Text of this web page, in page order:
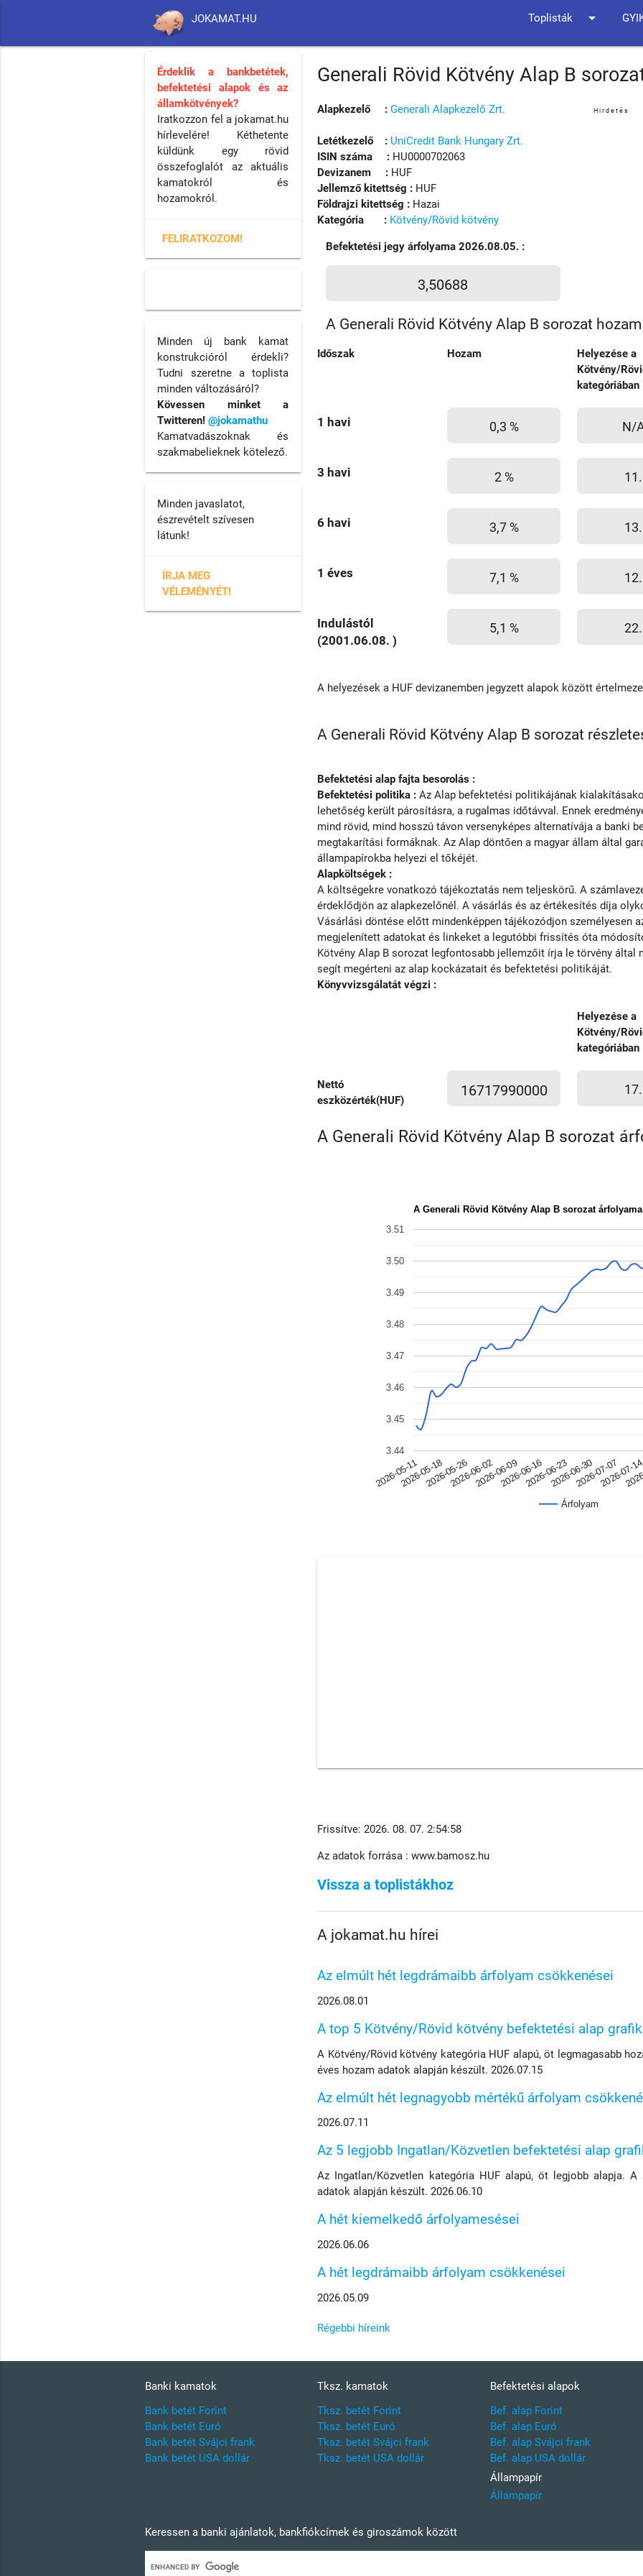
JOKAMAT.HU Toplisták arrow_drop_down
Generali Rövid Kötvény Alap B
Hirdetés
Alapkezelő : Generali Alapkezelő Zrt.
Letétkezelő : UniCredit Bank Hungary Zrt.
ISIN száma : HU0000702063
Devizanem : HUF
Jellemző kitettség : HUF
Földrajzi kitettség : Hazai
Kategória : Kötvény/Rövid kötvény
Befektetési jegy árfolyama 2026.08.05. :
3,50688
A Generali Rövid Kötvény Alap B sorozat
Időszak Hozam
Helyezése a
Kötvény/
kategóriában
1 havi 0,3 % N/
3 havi 2 % 11.
6 havi 3,7 % 13.
1 éves 7,1 % 12.
Indulástól
(2001.06.08. )
5,1 % 22.
A helyezések a HUF devizanemben jegyzett alapok között
A Generali Rövid Kötvény Alap B sorozat
Befektetési alap fajta besorolás :
Befektetési politika :Az Alap befektetési politikájának
lehetőség került párosításra, a rugalmas időtávval. Ennek
mind rövid, mind hosszú távon versenyképes alternatívája a banki
megtakarítási formáknak. Az Alap döntően a magyar állam által
állampapírokba helyezi el tőkéjét.
Alapköltségek :
A költségekre vonatkozó tájékoztatás nem teljeskörű. A
érdeklődjön az alapkezelőnél. A vásárlás és az értékesítés díja
Vásárlási döntése előtt mindenképpen tájékozódjon személyesen
megjelenített adatokat és linkeket a legutóbbi frissítés óta
Kötvény Alap B sorozat legfontosabb jellemzőit írja le törvény által
segít megérteni az alap kockázatait és befektetési politikáját.
Könyvvizsgálatát végzi :
Helyezése a
Kötvény/
kategóriában
Nettó
eszközérték(HUF)
16717990000 17.
A Generali Rövid Kötvény Alap B sorozat
A Generali Rövid Kötvény Alap B sorozat árfolyama
Árfolyam
2026-05-112026-05-182026-05-262026-06-022026-06-092026-06-162026-06-232026-06-302026-07-07
2026-07-
3.44
3.45
3.46
3.47
3.48
3.49
3.50
3.51
Frissítve: 2026. 08. 07. 2:54:58
Az adatok forrása : www.bamosz.hu
Vissza a toplistákhoz
A jokamat.hu hírei
Az elmúlt hét legdrámaibb árfolyam csökkenései
2026.08.01
A top 5 Kötvény/Rövid kötvény befektetési alap
A Kötvény/Rövid kötvény kategória HUF alapú, öt legmagasabb
éves hozam adatok alapján készült. 2026.07.15
Az elmúlt hét legnagyobb mértékű árfolyam
2026.07.11
Az 5 legjobb Ingatlan/Közvetlen befektetési alap
Az Ingatlan/Közvetlen kategória HUF alapú, öt legjobb alapja. A
adatok alapján készült. 2026.06.10
A hét kiemelkedő árfolyamesései
2026.06.06
A hét legdrámaibb árfolyam csökkenései
2026.05.09
Régebbi híreink
Érdeklik a bankbetétek,
befektetési alapok és az
államkötvények?
Iratkozzon fel a jokamat.hu
hírlevelére! Kéthetente
küldünk egy rövid
összefoglalót az aktuális
kamatokról és
hozamokról.
FELIRATKOZOM!
Minden új bank kamat
konstrukcióról érdekli?
Tudni szeretne a toplista
minden változásáról?
Kövessen minket a
Twitteren!@jokamathu
Kamatvadászoknak és
szakmabelieknek kötelező.
Minden javaslatot,
észrevételt szívesen
látunk!
ÍRJA MEG
VÉLEMÉNYÉT!
Banki kamatok
Bank betét Forint
Bank betét Euró
Bank betét Svájci frank
Bank betét USA dollár
Tksz. kamatok
Tksz. betét Forint
Tksz. betét Euró
Tksz. betét Svájci frank
Tksz. betét USA dollár
Befektetési alapok
Bef. alap Forint
Bef. alap Euró
Bef. alap Svájci frank
Bef. alap USA dollár
Állampapír
Állampapír
Keressen a banki ajánlatok, bankfiókcímek és giroszámok között